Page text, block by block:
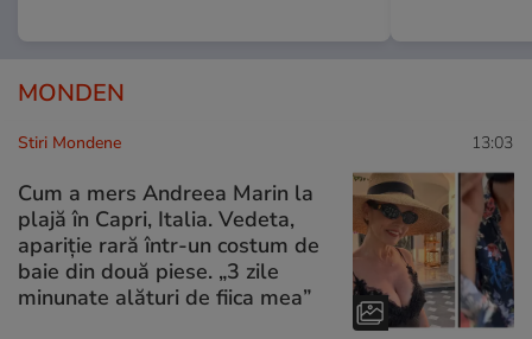
MONDEN
Stiri Mondene 13:03
Cum a mers Andreea Marin la
plajă în Capri, Italia. Vedeta,
apariție rară într-un costum de
baie din două piese. „3 zile
minunate alături de fiica mea”